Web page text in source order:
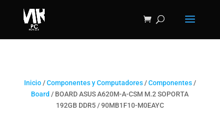
Inicio/Componentes y Computadores/Componentes/
Board / BOARD ASUS A620M-A-CSM M.2 SOPORTA
192GB DDR5 / 90MB1F10-M0EAYC